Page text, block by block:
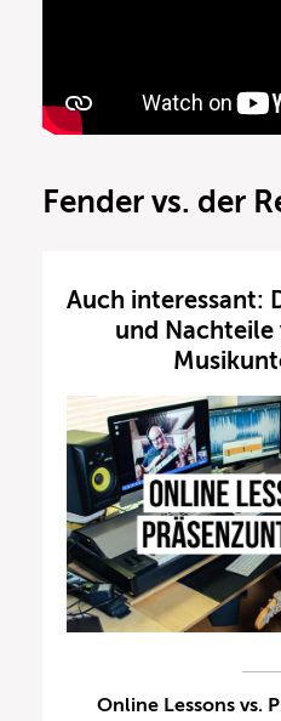
Fender vs. der
Auch interessant:
und
Online Lessons vs.